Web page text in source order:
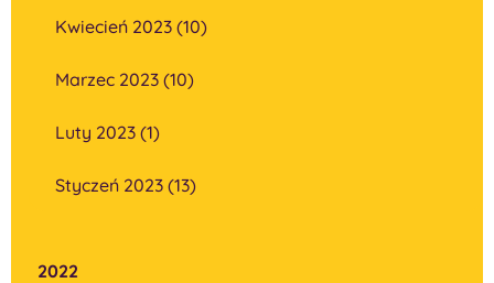
Kwiecień 2023 (10)
Marzec 2023 (10)
Luty 2023 (1)
Styczeń 2023 (13)
2022